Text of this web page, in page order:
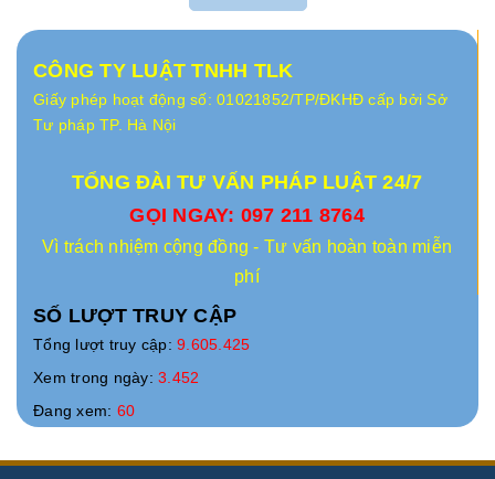
CÔNG TY LUẬT TNHH TLK
Giấy phép hoạt động số: 01021852/TP/ĐKHĐ cấp bởi Sở
Tư pháp TP. Hà Nội
TỔNG ĐÀI TƯ VẤN PHÁP LUẬT 24/7
GỌI NGAY: 097 211 8764
Vì trách nhiệm cộng đồng - Tư vấn hoàn toàn miễn
phí
SỐ LƯỢT TRUY CẬP
Tổng lượt truy cập: 9.605.425
Xem trong ngày: 3.452
Đang xem: 60